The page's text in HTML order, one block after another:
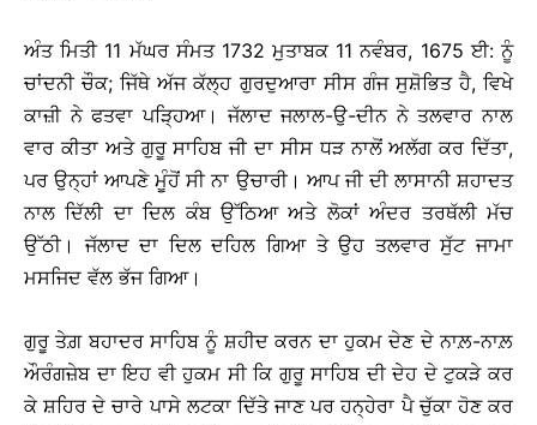
ਅੰਤ ਮਿਤੀ 11 ਮੱਘਰ ਸੰਮਤ 1732 ਮੁਤਾਬਕ 11 ਨਵੰਬਰ, 1675 ਈ: ਨੂੰ
ਚਾਂਦਨੀ ਚੌਕ; ਜਿੱਥੇ ਅੱਜ ਕੱਲ੍ਹ ਗੁਰਦੁਆਰਾ ਸੀਸ ਗੰਜ ਸੁਸ਼ੋਭਿਤ ਹੈ, ਵਿਖੇ
ਕਾਜ਼ੀ ਨੇ ਫਤਵਾ ਪੜ੍ਹਿਆ। ਜੱਲਾਦ ਜਲਾਲ-ਉ-ਦੀਨ ਨੇ ਤਲਵਾਰ ਨਾਲ
ਵਾਰ ਕੀਤਾ ਅਤੇ ਗੁਰੂ ਸਾਹਿਬ ਜੀ ਦਾ ਸੀਸ ਧੜ ਨਾਲੋਂ ਅਲੱਗ ਕਰ ਦਿੱਤਾ,
ਪਰ ਉਨ੍ਹਾਂ ਆਪਣੇ ਮੂੰਹੋਂ ਸੀ ਨਾ ਉਚਾਰੀ। ਆਪ ਜੀ ਦੀ ਲਾਸਾਨੀ ਸ਼ਹਾਦਤ
ਨਾਲ ਦਿੱਲੀ ਦਾ ਦਿਲ ਕੰਬ ਉੱਠਿਆ ਅਤੇ ਲੋਕਾਂ ਅੰਦਰ ਤਰਥੱਲੀ ਮੱਚ
ਉੱਠੀ। ਜੱਲਾਦ ਦਾ ਦਿਲ ਦਹਿਲ ਗਿਆ ਤੇ ਉਹ ਤਲਵਾਰ ਸੁੱਟ ਜਾਮਾ
ਮਸਜਿਦ ਵੱਲ ਭੱਜ ਗਿਆ।
ਗੁਰੂ ਤੇਗ਼ ਬਹਾਦਰ ਸਾਹਿਬ ਨੂੰ ਸ਼ਹੀਦ ਕਰਨ ਦਾ ਹੁਕਮ ਦੇਣ ਦੇ ਨਾਲ਼-ਨਾਲ਼
ਔਰੰਗਜ਼ੇਬ ਦਾ ਇਹ ਵੀ ਹੁਕਮ ਸੀ ਕਿ ਗੁਰੂ ਸਾਹਿਬ ਦੀ ਦੇਹ ਦੇ ਟੁਕੜੇ ਕਰ
ਕੇ ਸ਼ਹਿਰ ਦੇ ਚਾਰੇ ਪਾਸੇ ਲਟਕਾ ਦਿੱਤੇ ਜਾਣ ਪਰ ਹਨ੍ਹੇਰਾ ਪੈ ਚੁੱਕਾ ਹੋਣ ਕਰ